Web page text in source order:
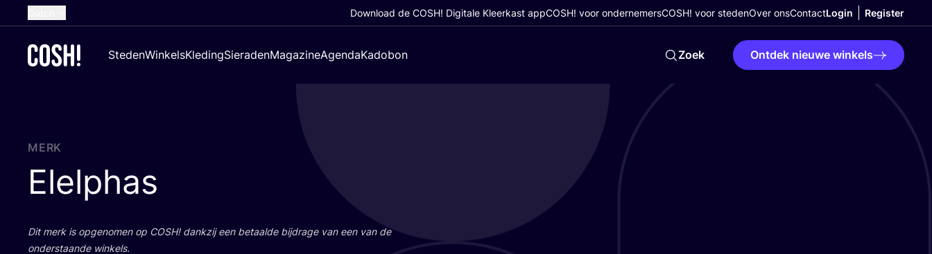
French
Croatian
Download de COSH! Digitale Kleerkast appCOSH! voor ondernemersCOSH! voor stedenOver onsContactLogin Register
StedenWinkelsKledingSieradenMagazineAgendaKadobon Zoek Ontdek nieuwe winkels
MERK
Elelphas
Dit merk is opge­no­men op COSH! dank­zij een betaal­de bij­dra­ge van een van de
onder­staan­de winkels.